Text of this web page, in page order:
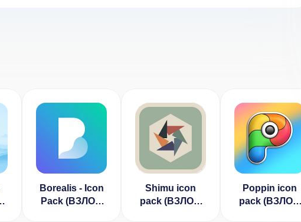
Borealis - Icon
Pack (ВЗЛОМ
Shimu icon
pack (ВЗЛОМ
Poppin icon
pack (ВЗЛОМ